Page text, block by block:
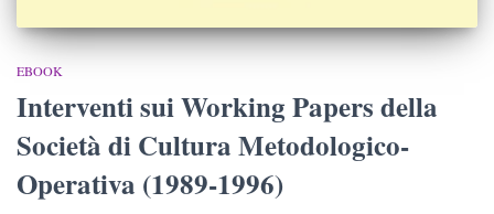
EBOOK
Interventi sui Working Papers della
Società di Cultura Metodologico-
Operativa (1989-1996)